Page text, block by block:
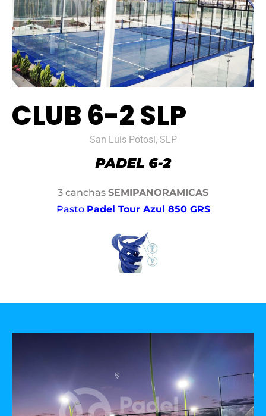
CLUB 6-2 SLP
San Luis Potosi, SLP
3 canchas SEMIPANORAMICAS
Pasto Padel Tour Azul 850 GRS